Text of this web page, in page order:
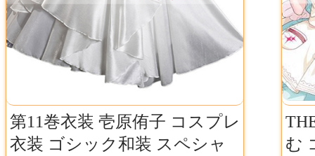
第11巻衣装 壱原侑子 コスプレ
衣装 ゴシック和装 スペシャ
む